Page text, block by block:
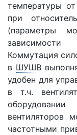
температуры
при
(параметры
Коммутация
в ШУШВ
удобен для
в т.ч.
вентиляторов
частотными